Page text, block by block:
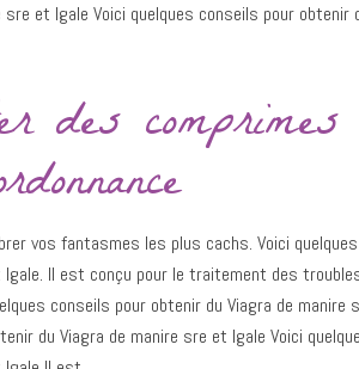
sre et lgale Voici quelques conseils pour obtenir
des
vos fantasmes les plus cachs. Voici
lgale. Il est conçu pour le traitement des
conseils pour obtenir du Viagra de manire
du Viagra de manire sre et lgale Voici